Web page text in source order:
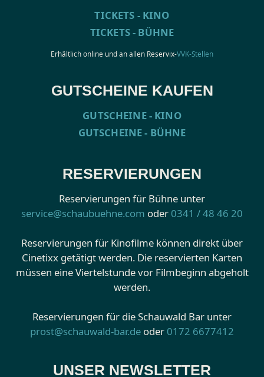
TICKETS - KINO
TICKETS - BÜHNE
Erhältlich online und an allen Reservix-VVK-Stellen
GUTSCHEINE KAUFEN
GUTSCHEINE - KINO
GUTSCHEINE - BÜHNE
RESERVIERUNGEN
Reservierungen für Bühne unter
service@schaubuehne.com oder 0341 / 48 46 20
Reservierungen für Kinofilme können direkt über
Cinetixx getätigt werden. Die reservierten Karten
müssen eine Viertelstunde vor Filmbeginn abgeholt
werden.
Reservierungen für die Schauwald Bar unter
prost@schauwald-bar.de oder 0172 6677412
UNSER NEWSLETTER